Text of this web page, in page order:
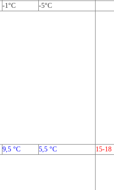
-1°C -5°C
9,5 °C 5,5 °C 15-18